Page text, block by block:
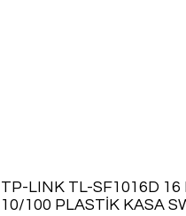
TP-LINK TL-SF1016D 16
10/100 PLASTİK KASA